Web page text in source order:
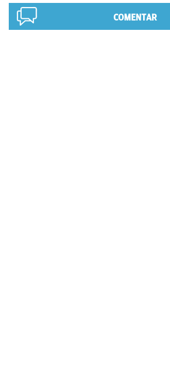
COMENTAR